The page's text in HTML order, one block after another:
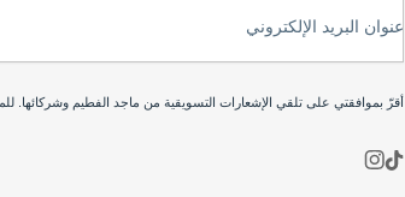
عنوان البريد الإلكتروني
أقرّ بموافقتي على تلقي الإشعارات التسويقية من ماجد الفطيم وشركائها.